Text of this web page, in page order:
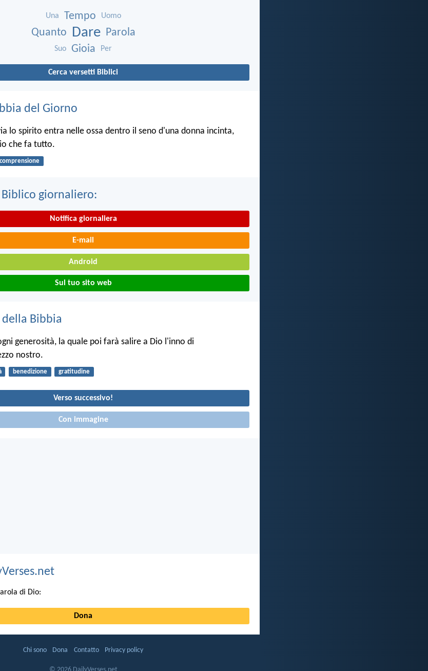
Una Tempo Uomo
Quanto Dare Parola
Suo Gioia Per
Cerca versetti Biblici
del Giorno
lo spirito entra nelle ossa dentro il seno d'una donna incinta,
che fa tutto.
comprensione
giornaliero:
Notifica giornaliera
E-mail
Android
Sul tuo sito web
Bibbia
generosità, la quale poi farà salire a Dio l'inno di
nostro.
benedizione gratitudine
Verso successivo!
Con immagine
di Dio:
Dona
Chi sono Dona Contatto Privacy policy